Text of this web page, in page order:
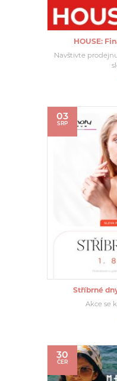
HOUSE:
Navštivte
03
SRP
Stříbrné
Akce se
30
ČER